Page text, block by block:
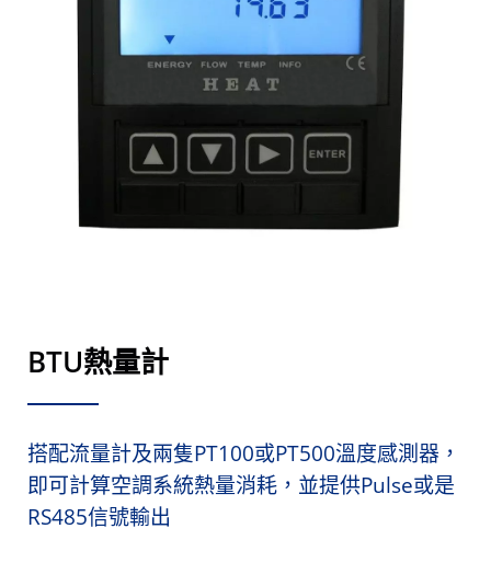
BTU熱量計
搭配流量計及兩隻PT100或PT500溫度感測器，
即可計算空調系統熱量消耗，並提供Pulse或是
RS485信號輸出